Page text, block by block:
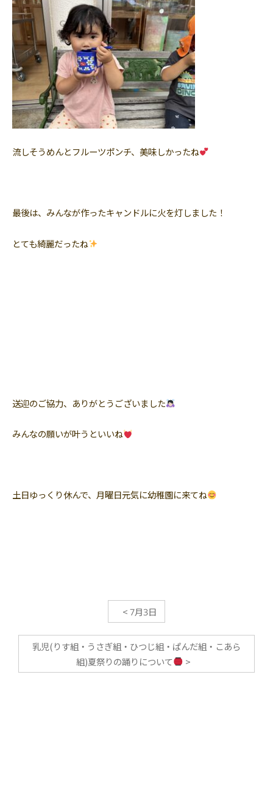
流しそうめんとフルーツポンチ、美味しかったね
最後は、みんなが作ったキャンドルに火を灯しました！
とても綺麗だったね
送迎のご協力、ありがとうございました
みんなの願いが叶うといいね
土日ゆっくり休んで、月曜日元気に幼稚園に来てね
<7月3日
乳児(りす組・うさぎ組・ひつじ組・ぱんだ組・こあら
組)夏祭りの踊りについて
>